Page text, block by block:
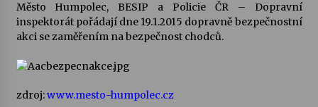
Pozvánka na integrační festival Quijotova
28. 7. 2026
Letní koncerty ve Stromovce: Kolchoz a
Město Humpolec, BESIP a Policie ČR – Dopravní
inspektorát pořádají dne 19.1.2015 dopravně bezpečnostní
akci se zaměřením na bezpečnost chodců.
zdroj:www.mesto-humpolec.cz